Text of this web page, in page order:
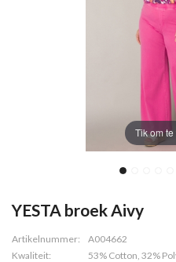
Tik om
YESTA broek Aivy
Artikelnummer:
A004662
Kwaliteit:
53% Cotton, 32%